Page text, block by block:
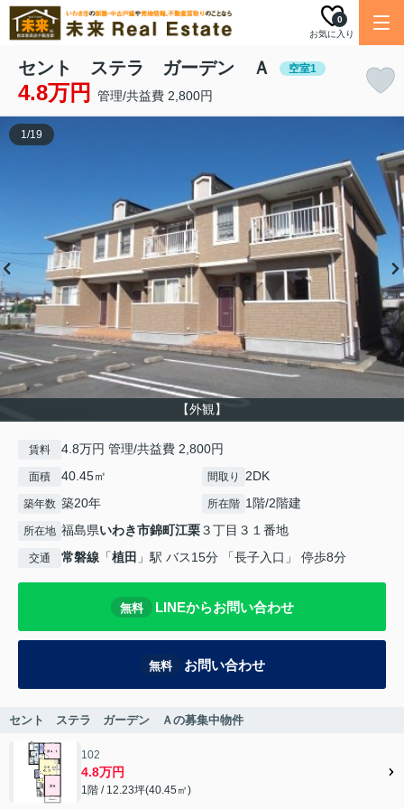
お気に入り
0
セント ステラ ガーデン Ａ 空室1
4.8万円 管理/共益費 2,800円
【外観】
1/19
賃料 4.8万円 管理/共益費 2,800円
面積 40.45㎡ 間取り 2DK
築年数 築20年 所在階 1階/2階建
所在地 福島県いわき市錦町江栗３丁目３１番地
交通 常磐線 「植田 」駅 バス15分 「長子入口」 停歩8分
無料 LINEからお問い合わせ
無料 お問い合わせ
セント ステラ ガーデン Ａの募集中物件
102
4.8万円
1階 / 12.23坪(40.45㎡)